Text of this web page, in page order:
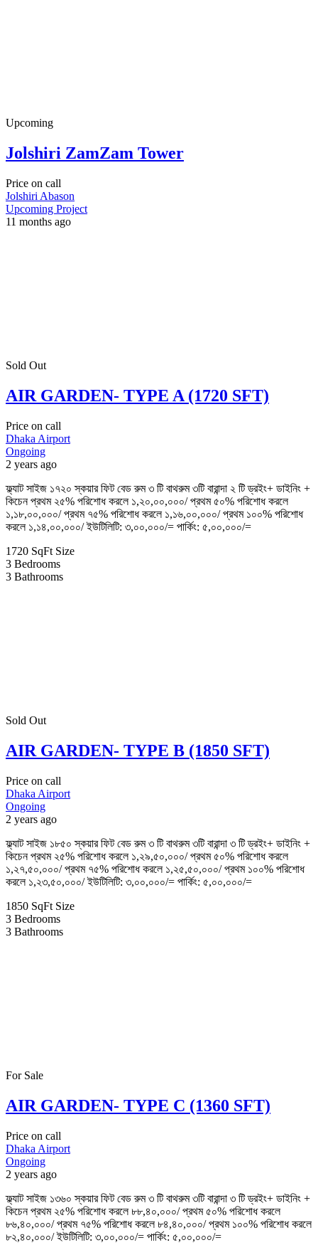
Upcoming
Jolshiri ZamZam Tower
Price on call
Jolshiri Abason
Upcoming Project
11 months ago
Sold Out
AIR GARDEN- TYPE A (1720 SFT)
Price on call
Dhaka Airport
Ongoing
2 years ago
ফ্ল্যাট সাইজ ১৭২০ স্কয়ার ফিট বেড রুম ৩ টি বাথরুম ৩টি বারান্দা ২ টি ড্রইং+ ডাইনিং +
কিচেন প্রথম ২৫% পরিশোধ করলে ১,২০,০০,০০০/ প্রথম ৫০% পরিশোধ করলে
১,১৮,০০,০০০/ প্রথম ৭৫% পরিশোধ করলে ১,১৬,০০,০০০/ প্রথম ১০০% পরিশোধ
করলে ১,১৪,০০,০০০/ ইউটিলিটি: ৩,০০,০০০/= পার্কিং: ৫,০০,০০০/=
1720 SqFt Size
3 Bedrooms
3 Bathrooms
Sold Out
AIR GARDEN- TYPE B (1850 SFT)
Price on call
Dhaka Airport
Ongoing
2 years ago
ফ্ল্যাট সাইজ ১৮৫০ স্কয়ার ফিট বেড রুম ৩ টি বাথরুম ৩টি বারান্দা ৩ টি ড্রইং+ ডাইনিং +
কিচেন প্রথম ২৫% পরিশোধ করলে ১,২৯,৫০,০০০/ প্রথম ৫০% পরিশোধ করলে
১,২৭,৫০,০০০/ প্রথম ৭৫% পরিশোধ করলে ১,২৫,৫০,০০০/ প্রথম ১০০% পরিশোধ
করলে ১,২৩,৫০,০০০/ ইউটিলিটি: ৩,০০,০০০/= পার্কিং: ৫,০০,০০০/=
1850 SqFt Size
3 Bedrooms
3 Bathrooms
For Sale
AIR GARDEN- TYPE C (1360 SFT)
Price on call
Dhaka Airport
Ongoing
2 years ago
ফ্ল্যাট সাইজ ১৩৬০ স্কয়ার ফিট বেড রুম ৩ টি বাথরুম ৩টি বারান্দা ৩ টি ড্রইং+ ডাইনিং +
কিচেন প্রথম ২৫% পরিশোধ করলে ৮৮,৪০,০০০/ প্রথম ৫০% পরিশোধ করলে
৮৬,৪০,০০০/ প্রথম ৭৫% পরিশোধ করলে ৮৪,৪০,০০০/ প্রথম ১০০% পরিশোধ করলে
৮২,৪০,০০০/ ইউটিলিটি: ৩,০০,০০০/= পার্কিং: ৫,০০,০০০/=